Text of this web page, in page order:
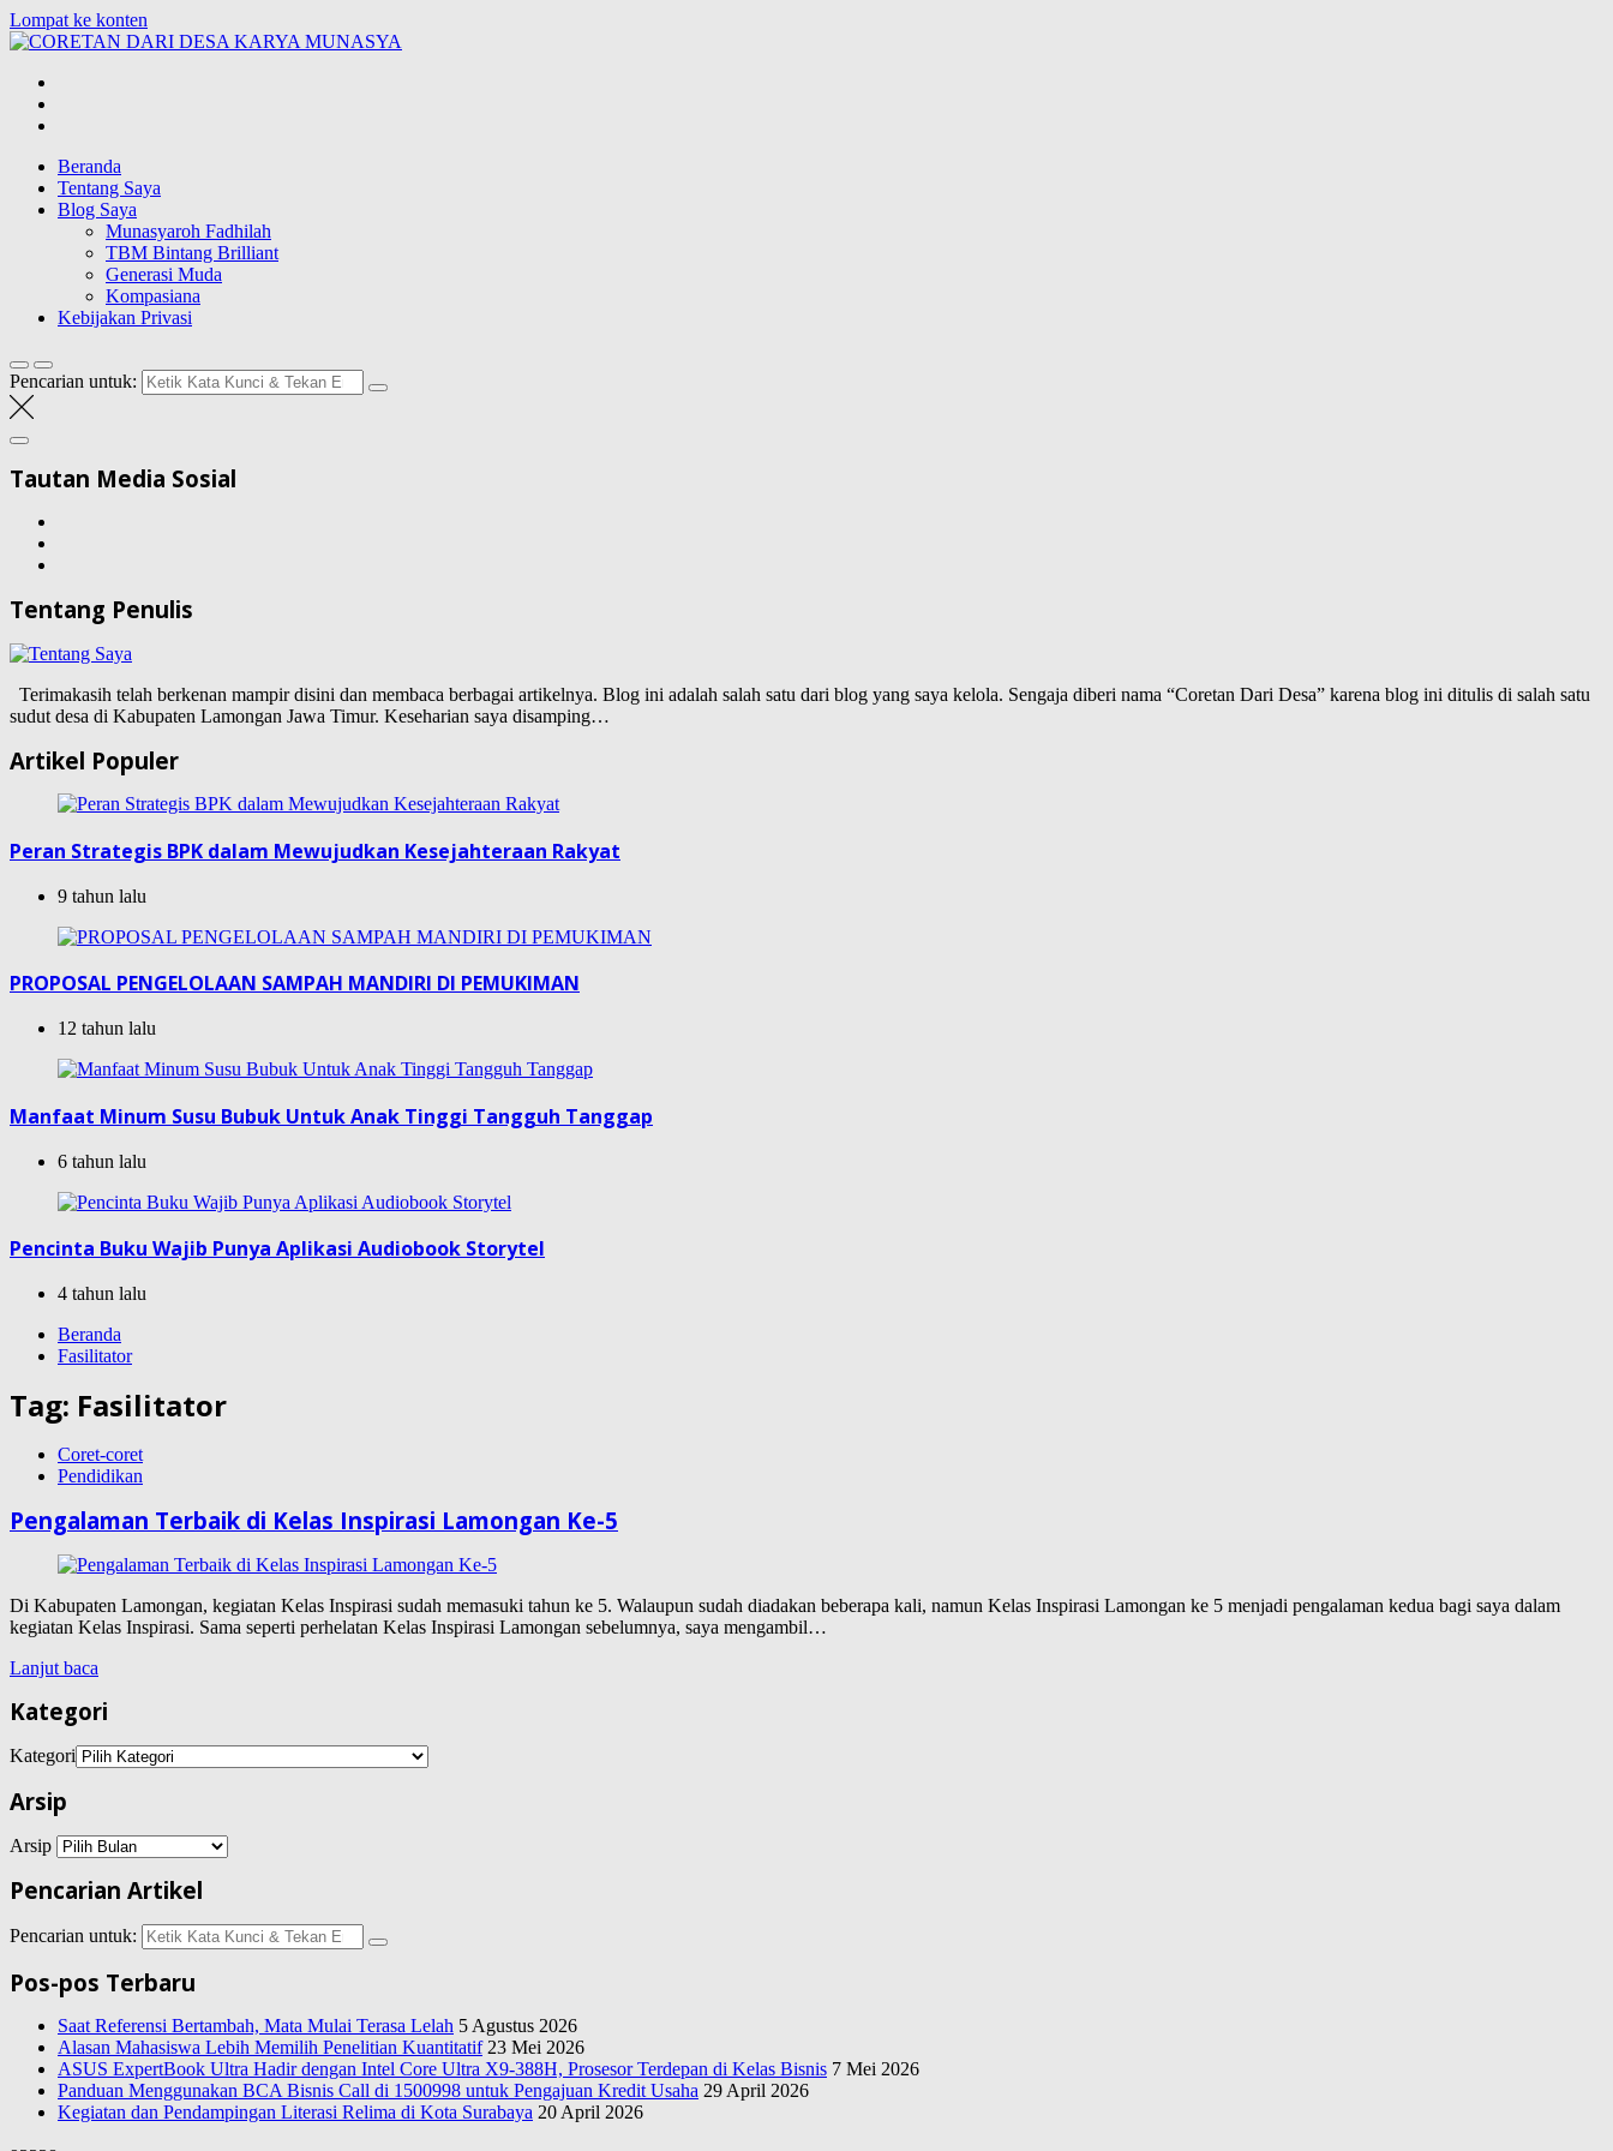
Lompat ke konten
Blog Wong Ndeso yang ingin berbagi berbagai hal di sekitarnya
Beranda
Tentang Saya
Blog Saya
Munasyaroh Fadhilah
TBM Bintang Brilliant
Generasi Muda
Kompasiana
Kebijakan Privasi
Pencarian untuk:
Tautan Media Sosial
Tentang Penulis
Terimakasih telah berkenan mampir disini dan membaca berbagai artikelnya. Blog ini adalah salah satu dari blog yang saya kelola. Sengaja diberi nama “Coretan Dari Desa” karena blog ini ditulis di salah satu
sudut desa di Kabupaten Lamongan Jawa Timur. Keseharian saya disamping…
Artikel Populer
Peran Strategis BPK dalam Mewujudkan Kesejahteraan Rakyat
9 tahun lalu
PROPOSAL PENGELOLAAN SAMPAH MANDIRI DI PEMUKIMAN
12 tahun lalu
Manfaat Minum Susu Bubuk Untuk Anak Tinggi Tangguh Tanggap
6 tahun lalu
Pencinta Buku Wajib Punya Aplikasi Audiobook Storytel
4 tahun lalu
Beranda
Fasilitator
Tag: Fasilitator
Coret-coret
Pendidikan
Pengalaman Terbaik di Kelas Inspirasi Lamongan Ke-5
Di Kabupaten Lamongan, kegiatan Kelas Inspirasi sudah memasuki tahun ke 5. Walaupun sudah diadakan beberapa kali, namun Kelas Inspirasi Lamongan ke 5 menjadi pengalaman kedua bagi saya dalam
kegiatan Kelas Inspirasi. Sama seperti perhelatan Kelas Inspirasi Lamongan sebelumnya, saya mengambil…
Lanjut baca
Kategori
Kategori
Arsip
Arsip
Pencarian Artikel
Pencarian untuk:
Pos-pos Terbaru
Saat Referensi Bertambah, Mata Mulai Terasa Lelah 5 Agustus 2026
Alasan Mahasiswa Lebih Memilih Penelitian Kuantitatif 23 Mei 2026
ASUS ExpertBook Ultra Hadir dengan Intel Core Ultra X9-388H, Prosesor Terdepan di Kelas Bisnis 7 Mei 2026
Panduan Menggunakan BCA Bisnis Call di 1500998 untuk Pengajuan Kredit Usaha 29 April 2026
Kegiatan dan Pendampingan Literasi Relima di Kota Surabaya 20 April 2026